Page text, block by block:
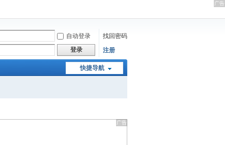
自动登录
找回密码
登录 注册
快捷导航